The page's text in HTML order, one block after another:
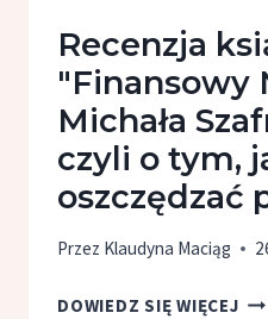
Recenzja
"Finansowy
Michała
czyli o tym,
oszczędzać
Przez Klaudyna Maciąg
DOWIEDZ SIĘ WIĘCEJ